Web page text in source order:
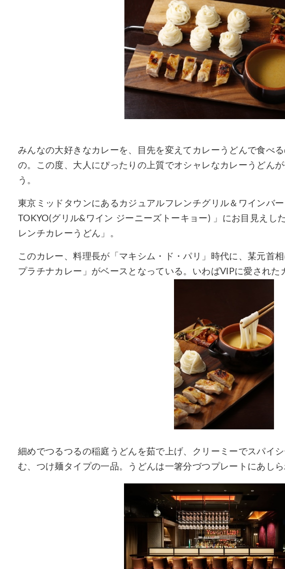
みんなの大好きなカレーを、目先を変えてカレーうどんで食べ
の。この度、大人にぴったりの上質でオシャレなカレーうどん
う。
東京ミッドタウンにあるカジュアルフレンチグリル＆ワインバー
TOKYO(グリル&ワイン ジーニーズトーキョー) 」にお目見えし
レンチカレーうどん」。
このカレー、料理長が「マキシム・ド・パリ」時代に、某元首
プラチナカレー」がベースとなっている。いわばVIPに愛された
細めでつるつるの稲庭うどんを茹で上げ、クリーミーでスパイ
む、つけ麺タイプの一品。うどんは一箸分づつプレートにあし